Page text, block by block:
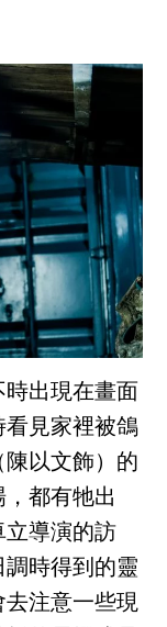
出現在畫面
看見家裡被鴿
以文飾）的
都有牠出
立導演的訪
時得到的靈
去注意一些現